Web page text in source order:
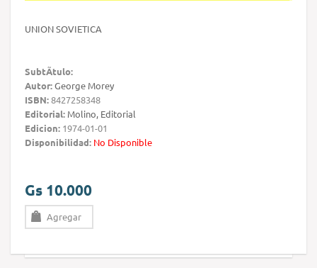
UNION SOVIETICA
SubtÃ­tulo:
Autor:George Morey
ISBN:8427258348
Editorial: Molino, Editorial
Edicion: 1974-01-01
Disponibilidad: No Disponible
Gs 10.000
Agregar